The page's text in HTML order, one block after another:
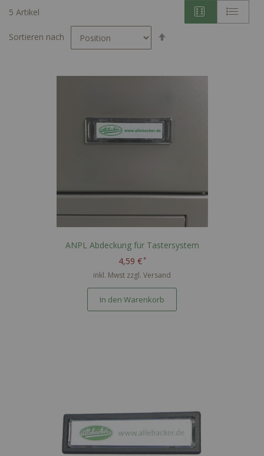
5 Artikel
Sortieren nach
ANPL Abdeckung für Tastersystem
4,59 €
inkl. Mwst zzgl. Versand
In den Warenkorb